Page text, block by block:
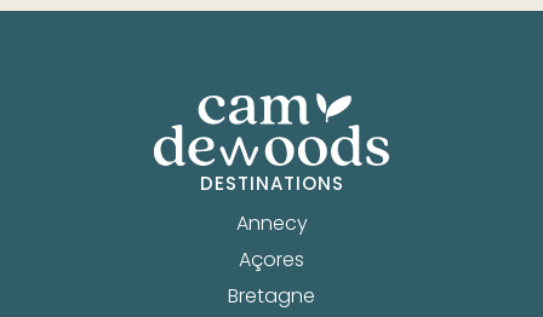
DESTINATIONS
Annecy
Açores
Bretagne